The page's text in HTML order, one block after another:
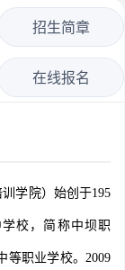
招生简章
在线报名
学院）始创于195
校，简称中坝职
等职业学校。2009